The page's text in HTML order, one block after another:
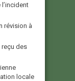
l’incident
révision à
reçu des
locale